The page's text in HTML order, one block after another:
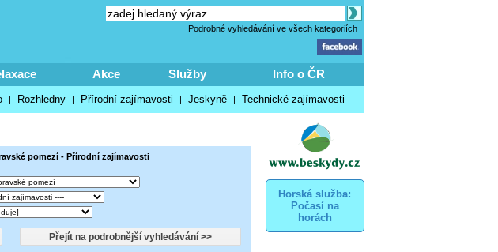
Podrobné vyhledávání ve všech kategoriích
Akce Služby Info o ČR
| Rozhledny | Přírodní zajímavosti | Jeskyně | Technické zajímavosti
Horská služba:
Počasí na
horách
pomezí - Přírodní zajímavosti